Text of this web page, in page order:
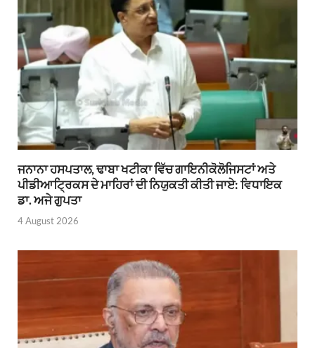
ਜਨਾਨਾ ਹਸਪਤਾਲ, ਢਾਬਾ ਖਟੀਕਾ ਵਿੱਚ ਗਾਇਨੀਕੋਲੋਜਿਸਟਾਂ ਅਤੇ
ਪੀਡੀਆਟ੍ਰਿਕਸ ਦੇ ਮਾਹਿਰਾਂ ਦੀ ਨਿਯੁਕਤੀ ਕੀਤੀ ਜਾਏ: ਵਿਧਾਇਕ
ਡਾ. ਅਜੇ ਗੁਪਤਾ
4 August 2026